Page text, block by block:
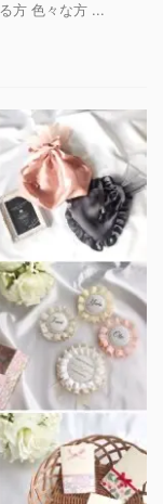
方 色々な方 ...